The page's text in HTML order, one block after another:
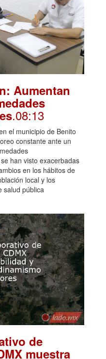
Aumentan
.08:13
el municipio de Benito
constante ante un
han visto exacerbadas
en los hábitos de
local y los
salud pública
de
muestra